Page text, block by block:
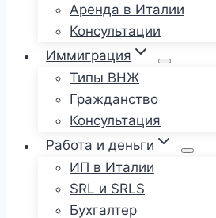
Аренда в Италии
Консультации
Иммиграция
Типы ВНЖ
Гражданство
Консультация
Работа и деньги
ИП в Италии
SRL и SRLS
Бухгалтер